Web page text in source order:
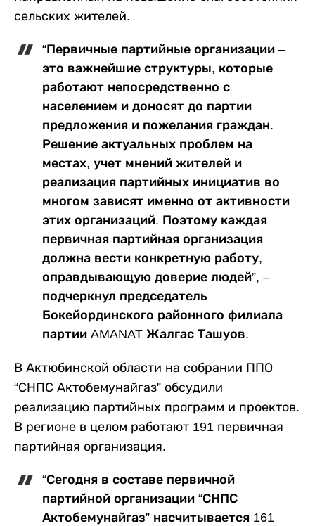
сельских жителей.
“Первичные партийные организации –
это важнейшие структуры, которые
работают непосредственно с
населением и доносят до партии
предложения и пожелания граждан.
Решение актуальных проблем на
местах, учет мнений жителей и
реализация партийных инициатив во
многом зависят именно от активности
этих организаций. Поэтому каждая
первичная партийная организация
должна вести конкретную работу,
оправдывающую доверие людей”, –
подчеркнул председатель
Бокейординского районного филиала
партии AMANAT Жалгас Ташуов.
В Актюбинской области на собрании ППО
“СНПС Актобемунайгаз” обсудили
реализацию партийных программ и проектов.
В регионе в целом работают 191 первичная
партийная организация.
“Сегодня в составе первичной
партийной организации “СНПС
Актобемунайгаз” насчитывается 161